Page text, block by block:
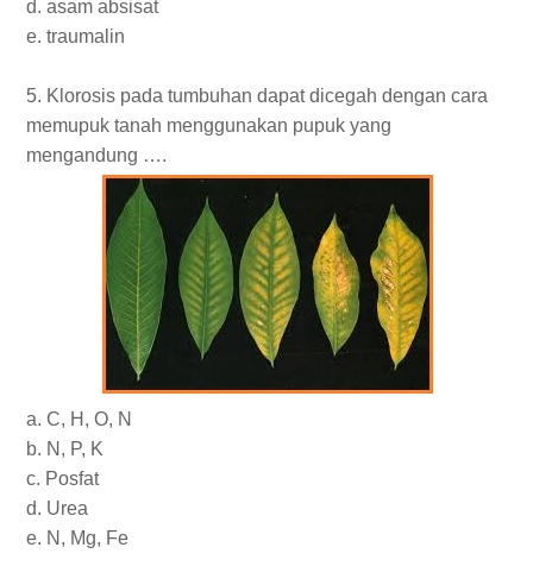
d. asam absisat
e. traumalin
5. Klorosis pada tumbuhan dapat dicegah dengan cara
memupuk tanah menggunakan pupuk yang
mengandung ….
a. C, H, O, N
b. N, P, K
c. Posfat
d. Urea
e. N, Mg, Fe